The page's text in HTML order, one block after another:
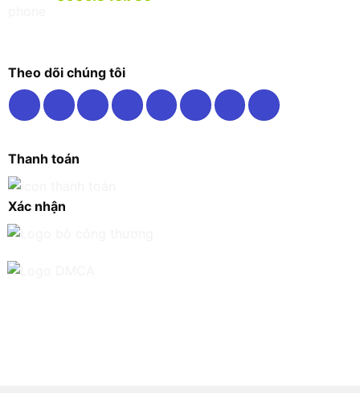
Theo dõi chúng tôi
Thanh toán
Xác nhận